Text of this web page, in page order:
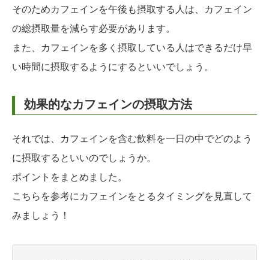
そのためカフェインを午後も摂取する人は、カフェイン
の総摂取量を減らす必要があります。
また、カフェインを多く摂取している人はできるだけ早
い時間に摂取するようにするといいでしょう。
効果的なカフェインの摂取方法
それでは、カフェインを含む飲料を一日の中でどのよう
に摂取するといいのでしょうか。
ポイントをまとめました。
こちらを参考にカフェインをとるタイミングを見直して
みましょう！